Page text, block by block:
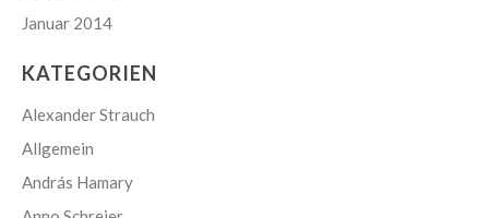
Januar 2014
KATEGORIEN
Alexander Strauch
Allgemein
András Hamary